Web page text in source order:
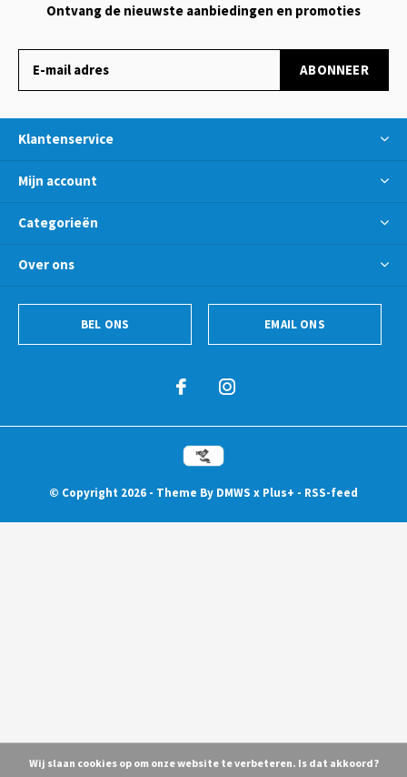
Ontvang de nieuwste aanbiedingen en promoties
ABONNEER
Klantenservice
Mijn account
Categorieën
Over ons
BEL ONS EMAIL ONS
© Copyright 2026 - Theme By DMWS x Plus+ - RSS-feed
Wij slaan cookies op om onze website te verbeteren. Is dat akkoord?